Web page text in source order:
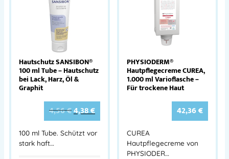
Hautschutz SANSIBON®
100 ml Tube – Hautschutz
bei Lack, Harz, Öl &
Graphit
4,56€4,38€
100 ml Tube. Schützt vor
stark haft…
PHYSIODERM®
Hautpflegecreme CUREA,
1.000 ml Varioflasche –
Für trockene Haut
42,36€
CUREA
Hautpflegecreme von
PHYSIODER…